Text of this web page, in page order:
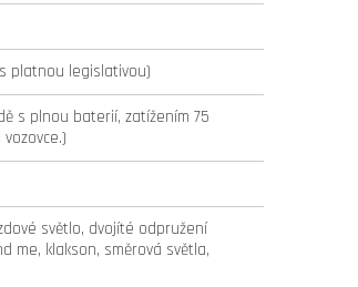
platnou legislativou)
s plnou baterií, zatížením 75
světlo, dvojíté odpružení
me, klakson, směrová světla,